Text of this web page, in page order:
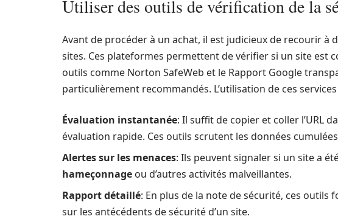
Utiliser des outils de vérification de la
Avant de procéder à un achat, il est judicieux de recourir à
sites. Ces plateformes permettent de vérifier si un site est
outils comme Norton SafeWeb et le Rapport Google
particulièrement recommandés. L’utilisation de ces
Évaluation instantanée: Il suffit de copier et coller l’URL
évaluation rapide. Ces outils scrutent les données
Alertes sur les menaces: Ils peuvent signaler si un site a
hameçonnage ou d’autres activités malveillantes.
Rapport détaillé: En plus de la note de sécurité, ces
sur les antécédents de sécurité d’un site.